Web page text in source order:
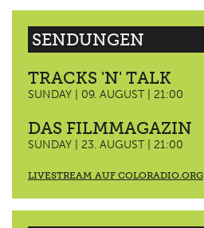
SENDUNGEN
TRACKS 'N' TALK
SUNDAY | 09. AUGUST | 21:00
DAS FILMMAGAZIN
SUNDAY | 23. AUGUST | 21:00
LIVESTREAM AUF COLORADIO.ORG